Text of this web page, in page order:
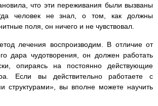
что эти переживания были вызваны
человек не знал, о том, как должны
поля, он ничего и не чувствовал.
лечения воспроизводим. В отличие от
дара чудотворения, он должен работать
опираясь на постоянно действующие
Если вы действительно работаете с
структурами», вы вполне можете научить